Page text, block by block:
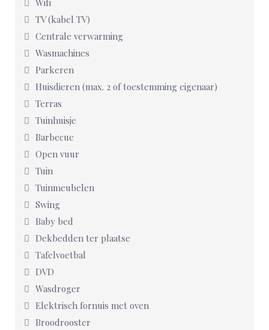
Wifi
TV (kabel TV)
Centrale verwarming
Wasmachines
Parkeren
Huisdieren (max. 2 of toestemming eigenaar)
Terras
Tuinhuisje
Barbecue
Open vuur
Tuin
Tuinmeubelen
Swing
Baby bed
Dekbedden ter plaatse
Tafelvoetbal
DVD
Wasdroger
Elektrisch fornuis met oven
Broodrooster